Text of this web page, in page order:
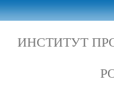
ИНСТИТУТ